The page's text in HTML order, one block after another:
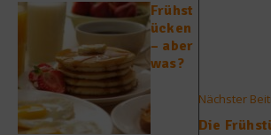
Frühst
ücken
– aber
was?
Nächster
Die